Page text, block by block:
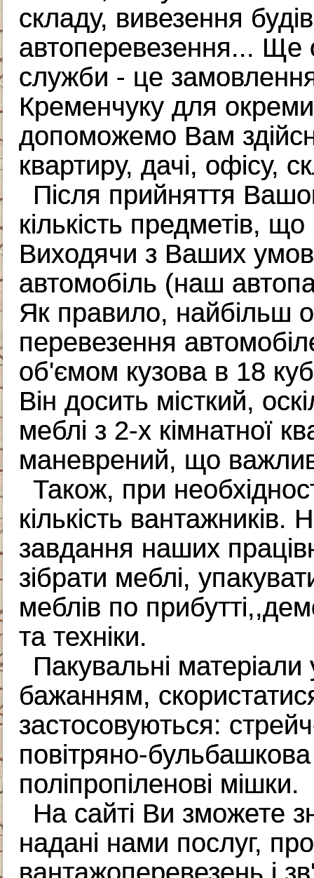
складу, вивезення
автоперевезення... Ще
служби - це
Кременчуку для
допоможемо Вам
квартиру, дачі, офісу,
Після прийняття
кількість предметів,
Виходячи з Ваших
автомобіль (наш
Як правило, найбільш
перевезення
об'ємом кузова в 18
Він досить місткий,
меблі з 2-х кімнатної
маневрений, що
Також, при
кількість
завдання наших
зібрати меблі,
меблів по
та техніки.
Пакувальні
бажанням,
застосовуються:
повітряно-
поліпропіленові мішки.
На сайті Ви зможете
надані нами послуг,